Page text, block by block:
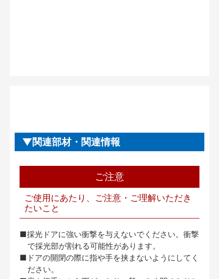
関連部材・関連情報
ご注意
ご使用にあたり、ご注意・ご理解いただき
たいこと
■採光ドアに強い衝撃を与えないでください。衝撃
で採光部が割れる可能性があります。
■ドアの開閉の際に指や手を挟まないようにしてく
ださい。